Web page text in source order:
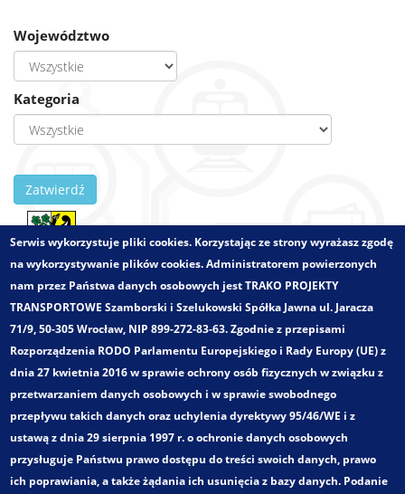
Województwo
Kategoria
Zatwierdź
Zlecający:
Gmina Miasto Środa Śląska
Województwo:
dolnośląskie
Pełny tytuł:
Koncepcja uruchomienia i utrzymania komunikacji
gminnej w Środzie Śląskiej
Koncepcje rozwoju transportu zbiorowego
Zakres opracowania:
Opracowywanie charakterystyk zachowań
Serwis wykorzystuje pliki cookies. Korzystając ze strony wyrażasz zgodę
na wykorzystywanie plików cookies. Administratorem powierzonych
nam przez Państwa danych osobowych jest TRAKO PROJEKTY
TRANSPORTOWE Szamborski i Szelukowski Spółka Jawna ul. Jaracza
71/9, 50-305 Wrocław, NIP 899-272-83-63. Zgodnie z przepisami
Rozporządzenia RODO Parlamentu Europejskiego i Rady Europy (UE) z
dnia 27 kwietnia 2016 w sprawie ochrony osób fizycznych w związku z
przetwarzaniem danych osobowych i w sprawie swobodnego
przepływu takich danych oraz uchylenia dyrektywy 95/46/WE i z
ustawą z dnia 29 sierpnia 1997 r. o ochronie danych osobowych
przysługuje Państwu prawo dostępu do treści swoich danych, prawo
ich poprawiania, a także żądania ich usunięcia z bazy danych. Podanie